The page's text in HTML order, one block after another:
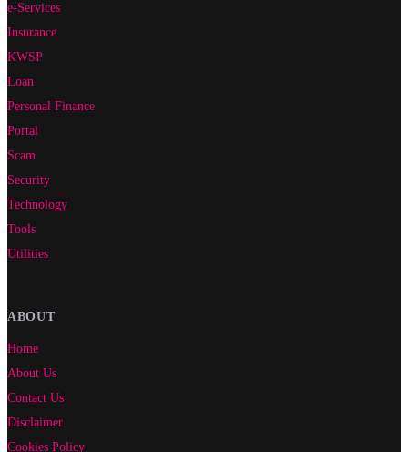
e-Services
Insurance
KWSP
Loan
Personal Finance
Portal
Scam
Security
Technology
Tools
Utilities
ABOUT
Home
About Us
Contact Us
Disclaimer
Cookies Policy